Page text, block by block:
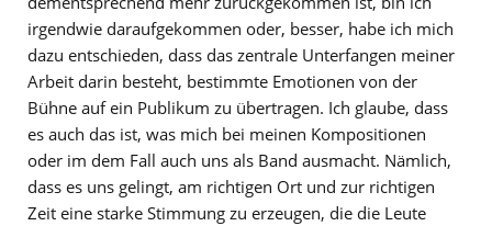
irgendwie daraufgekommen oder, besser, habe ich mich
dazu entschieden, dass das zentrale Unterfangen meiner
Arbeit darin besteht, bestimmte Emotionen von der
Bühne auf ein Publikum zu übertragen. Ich glaube, dass
es auch das ist, was mich bei meinen Kompositionen
oder im dem Fall auch uns als Band ausmacht. Nämlich,
dass es uns gelingt, am richtigen Ort und zur richtigen
Zeit eine starke Stimmung zu erzeugen, die die Leute